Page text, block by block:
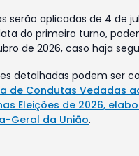
serão aplicadas de 4 de
do primeiro turno,
de 2026, caso haja
detalhadas podem ser
de Condutas Vedadas
Eleições de 2026,
Geral da União.